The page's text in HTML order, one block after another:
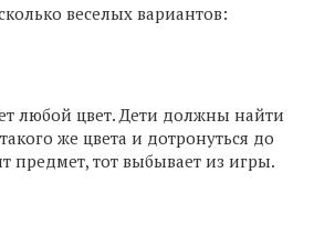
веселых вариантов:
любой цвет. Дети должны найти
же цвета и дотронуться до
предмет, тот выбывает из игры.